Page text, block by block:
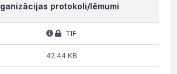
protokoli/lēmumi
TIF
42.44 KB